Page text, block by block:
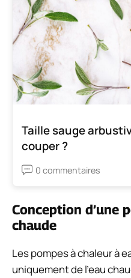
Taille sauge
couper ?
0 commentaires
Conception d’une
chaude
Les pompes à chaleur à
uniquement de l’eau